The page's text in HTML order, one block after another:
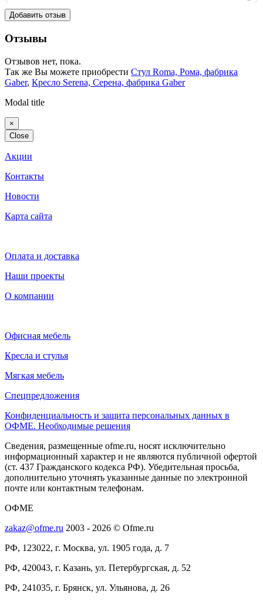
Добавить отзыв
Отзывы
Отзывов нет, пока.
Так же Вы можете приобрести Стул Roma, Рома, фабрика
Gaber, Кресло Serena, Серена, фабрика Gaber
Modal title
×
Close
Акции
Контакты
Новости
Карта сайта
Оплата и доставка
Наши проекты
О компании
Офисная мебель
Кресла и стулья
Мягкая мебель
Спецпредложения
Конфиденциальность и защита персональных данных в
ОФМЕ. Необходимые решения
Сведения, размещенные ofme.ru, носят исключительно
информационный характер и не являются публичной офертой
(ст. 437 Гражданского кодекса РФ). Убедительная просьба,
дополнительно уточнять указанные данные по электронной
почте или контактным телефонам.
ОФМЕ
zakaz@ofme.ru 2003 - 2026 © Ofme.ru
РФ, 123022, г. Москва, ул. 1905 года, д. 7
РФ, 420043, г. Казань, ул. Петербургская, д. 52
РФ, 241035, г. Брянск, ул. Ульянова, д. 26